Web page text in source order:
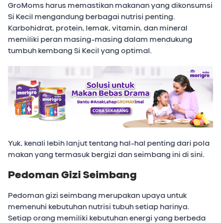
GroMoms harus memastikan makanan yang dikonsumsi
Si Kecil mengandung berbagai nutrisi penting.
Karbohidrat, protein, lemak, vitamin, dan mineral
memiliki peran masing-masing dalam mendukung
tumbuh kembang Si Kecil yang optimal.
Yuk, kenali lebih lanjut tentang hal-hal penting dari pola
makan yang termasuk bergizi dan seimbang ini di sini.
Pedoman Gizi Seimbang
Pedoman gizi seimbang merupakan upaya untuk
memenuhi kebutuhan nutrisi tubuh setiap harinya.
Setiap orang memiliki kebutuhan energi yang berbeda